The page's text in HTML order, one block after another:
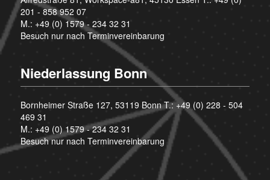
201 - 858 952 07
M.: +49 (0) 1579 - 234 32 31
Besuch nur nach Terminvereinbarung
Niederlassung Bonn
Bornheimer Straße 127, 53119 Bonn T.:+49 (0) 228 - 504
469 31
M.: +49 (0) 1579 - 234 32 31
Besuch nur nach Terminvereinbarung